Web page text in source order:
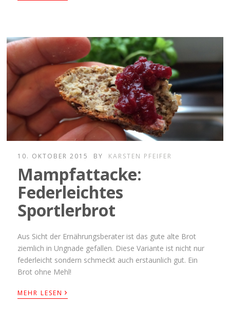
10. OKTOBER 2015 BY KARSTEN PFEIFER
Mampfattacke:
Federleichtes
Sportlerbrot
Aus Sicht der Ernährungsberater ist das gute alte Brot
ziemlich in Ungnade gefallen. Diese Variante ist nicht nur
federleicht sondern schmeckt auch erstaunlich gut. Ein
Brot ohne Mehl!
MEHR LESEN ›